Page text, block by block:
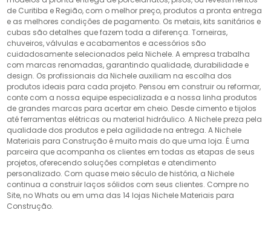
de Curitiba e Região, com o melhor preço, produtos a pronta entrega
e as melhores condições de pagamento. Os metais, kits sanitários e
cubas são detalhes que fazem toda a diferença. Torneiras,
chuveiros, válvulas e acabamentos e acessórios são
cuidadosamente selecionados pela Nichele. A empresa trabalha
com marcas renomadas, garantindo qualidade, durabilidade e
design. Os profissionais da Nichele auxiliam na escolha dos
produtos ideais para cada projeto. Pensou em construir ou reformar,
conte com a nossa equipe especializada e a nossa linha produtos
de grandes marcas para acertar em cheio. Desde cimento e tijolos
até ferramentas elétricas ou material hidráulico. A Nichele preza pela
qualidade dos produtos e pela agilidade na entrega. A Nichele
Materiais para Construção é muito mais do que uma loja. É uma
parceira que acompanha os clientes em todas as etapas de seus
projetos, oferecendo soluções completas e atendimento
personalizado. Com quase meio século de história, a Nichele
continua a construir laços sólidos com seus clientes. Compre no
Site, no Whats ou em uma das 14 lojas Nichele Materiais para
Construção.